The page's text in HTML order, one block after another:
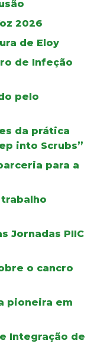
2026
de Eloy
de Infeção
pelo
da prática
into Scrubs”
para a
Jornadas PIIC
o cancro
pioneira em
Integração de